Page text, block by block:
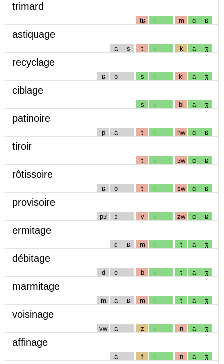
trimard
tʁ i m ɑ ʁ
astiquage
a s t i k a ʒ
recyclage
ʁ ə s i kl a ʒ
ciblage
s i bl a ʒ
patinoire
p a t i nw ɑ ʁ
tiroir
t i ʁw ɑ ʁ
rôtissoire
ʁ o t i sw ɑ ʁ
provisoire
pʁ ɔ v i zw ɑ ʁ
ermitage
ɛ ʁ m i t a ʒ
débitage
d e b i t a ʒ
marmitage
m a ʁ m i t a ʒ
voisinage
vw a z i n a ʒ
affinage
a f i n a ʒ